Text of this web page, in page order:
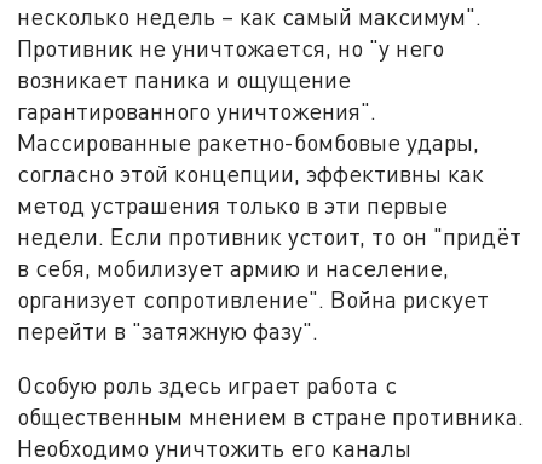
несколько недель – как самый максимум".
Противник не уничтожается, но "у него
возникает паника и ощущение
гарантированного уничтожения".
Массированные ракетно-бомбовые удары,
согласно этой концепции, эффективны как
метод устрашения только в эти первые
недели. Если противник устоит, то он "придёт
в себя, мобилизует армию и население,
организует сопротивление". Война рискует
перейти в "затяжную фазу".
Особую роль здесь играет работа с
общественным мнением в стране противника.
Необходимо уничтожить его каналы